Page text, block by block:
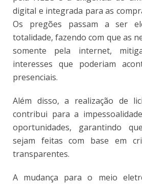
digital e integrada para as
Os pregões passam a ser
totalidade, fazendo com que as
somente pela internet,
interesses que poderiam
presenciais.
Além disso, a realização de
contribui para a
oportunidades, garantindo
sejam feitas com base em
transparentes.
A mudança para o meio